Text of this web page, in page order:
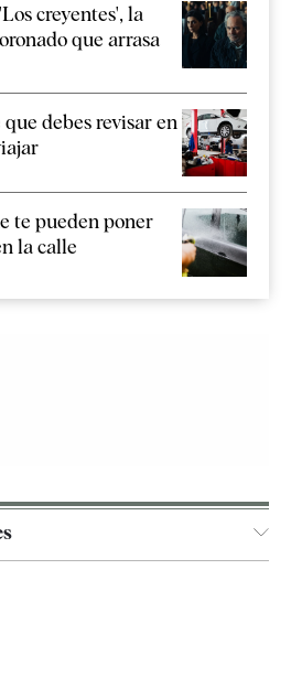
creyentes', la
que arrasa
debes revisar en
te pueden poner
la calle